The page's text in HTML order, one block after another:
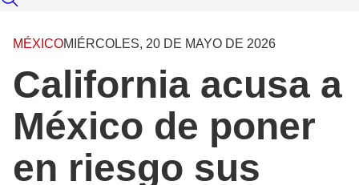
MÉXICOMIÉRCOLES, 20 DE MAYO DE 2026
California acusa a
México de poner
en riesgo sus